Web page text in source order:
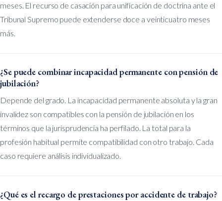
meses. El recurso de casación para unificación de doctrina ante el
Tribunal Supremo puede extenderse doce a veinticuatro meses
más.
¿Se puede combinar incapacidad permanente con pensión de
jubilación?
Depende del grado. La incapacidad permanente absoluta y la gran
invalidez son compatibles con la pensión de jubilación en los
términos que la jurisprudencia ha perfilado. La total para la
profesión habitual permite compatibilidad con otro trabajo. Cada
caso requiere análisis individualizado.
¿Qué es el recargo de prestaciones por accidente de trabajo?